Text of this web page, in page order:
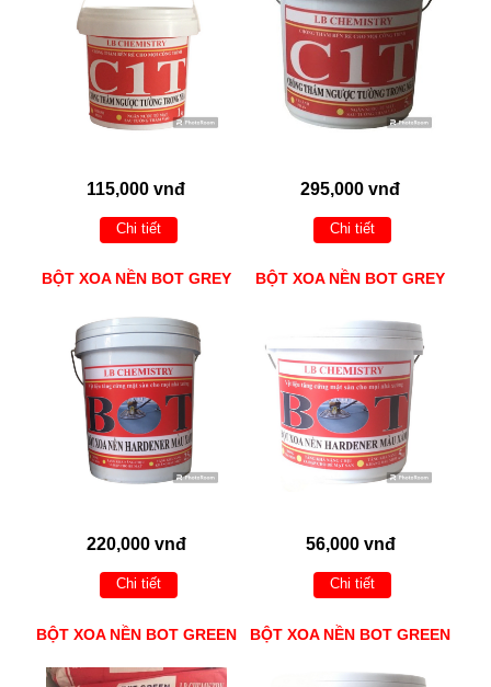
115,000 vnđ
Chi tiết
295,000 vnđ
Chi tiết
BỘT XOA NỀN BOT GREY
220,000 vnđ
Chi tiết
BỘT XOA NỀN BOT GREY
56,000 vnđ
Chi tiết
BỘT XOA NỀN BOT GREEN BỘT XOA NỀN BOT GREEN